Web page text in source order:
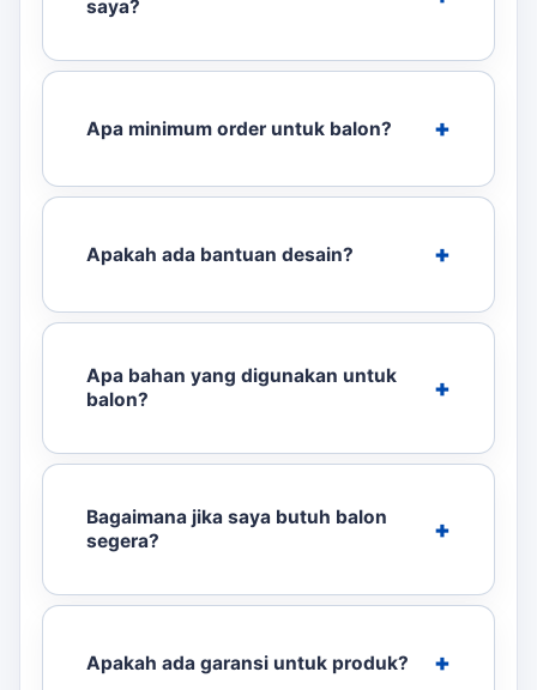
saya?
Apa minimum order untuk balon?
Apakah ada bantuan desain?
Apa bahan yang digunakan untuk
balon?
Bagaimana jika saya butuh balon
segera?
Apakah ada garansi untuk produk?